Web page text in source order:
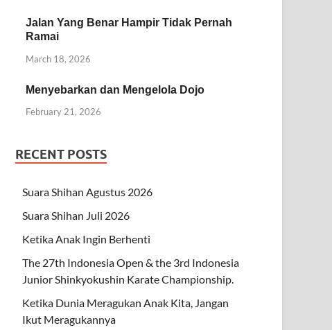
Jalan Yang Benar Hampir Tidak Pernah
Ramai
March 18, 2026
Menyebarkan dan Mengelola Dojo
February 21, 2026
RECENT POSTS
Suara Shihan Agustus 2026
Suara Shihan Juli 2026
Ketika Anak Ingin Berhenti
The 27th Indonesia Open & the 3rd Indonesia
Junior Shinkyokushin Karate Championship.
Ketika Dunia Meragukan Anak Kita, Jangan
Ikut Meragukannya